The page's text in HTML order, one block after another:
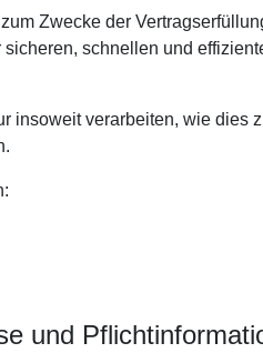
Zwecke der
sicheren, schnellen und
insoweit verarbeiten, wie
und